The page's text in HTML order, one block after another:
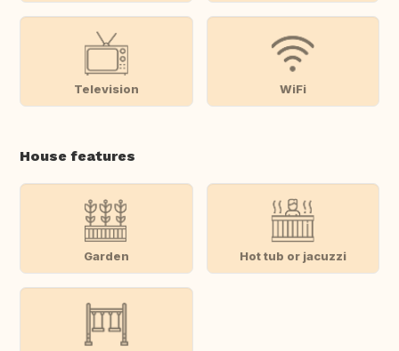
Television WiFi
House features
Garden Hot tub or jacuzzi